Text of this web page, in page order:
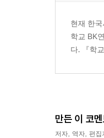
11장 웹 기반
1. 웹 기반 학
1. 학습자의 식
2. 건강관리
현재 한
학교 BK
다. 『학
만든 이 코
저자, 역자, 편